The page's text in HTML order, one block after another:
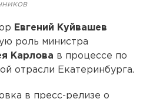
Евгений Куйвашев
роль министра
Карлова в процессе по
отрасли Екатеринбурга.
в пресс-релизе о